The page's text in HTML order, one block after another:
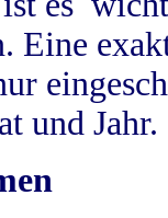
Eine
und Jahr.